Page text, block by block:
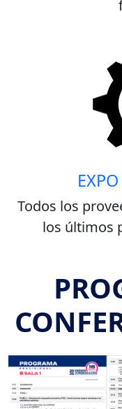
Todos los
los últimos